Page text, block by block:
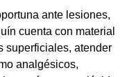
ante lesiones,
cuenta con material
superficiales, atender
analgésicos,